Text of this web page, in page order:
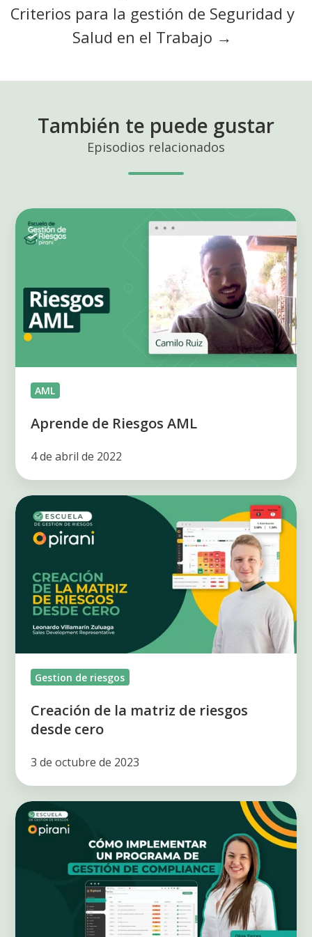
Criterios para la gestión de Seguridad y
Salud en el Trabajo →
También te puede gustar
Episodios relacionados
Aprende
de
AML
Aprende de Riesgos AML
4 de abril de 2022
Creación
riesgos
desde
Gestion de riesgos
Creación de la matriz de riesgos
desde cero
3 de octubre de 2023
Cómo
implementar
programa